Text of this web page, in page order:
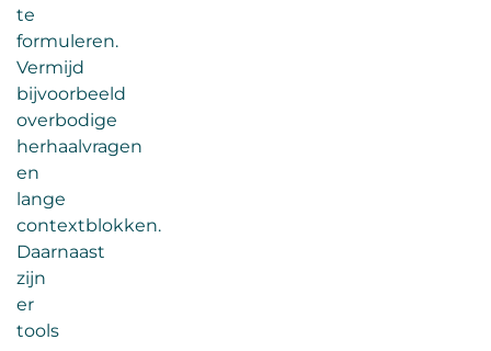
te
formuleren.
Vermijd
bijvoorbeeld
overbodige
herhaalvragen
en
lange
contextblokken.
Daarnaast
zijn
er
tools